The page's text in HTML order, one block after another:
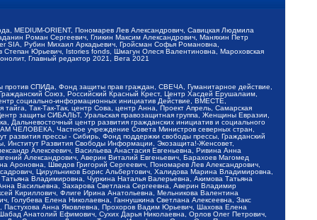
MEDIUM-ORIENT, Пономарев Лев Александрович, Савицкая Людмила
Роман Сергеевич, Гликин Максим Александрович, Маняхин Петр
Рубин Михаил Аркадьевич, Гройсман Софья Романовна,
Юрьевич, Istories fonds, Шмагун Олеся Валентиновна, Мароховская
Главный редактор 2021, Вега 2021
СПИДа, Фонд защиты прав граждан, СВЕЧА, Гуманитарное действие,
Союз, Российский Красный Крест, Центр Хасдей Ерушалаим,
социально-информационных инициатив Действие, ВМЕСТЕ,
Так-Так-Так, центр Сова, центр Анна, Проект Апрель, Самарская
защиты СИБАЛЬТ, Уральская правозащитная группа, Женщины Евразии,
Дальневосточный центр развития гражданских инициатив и социального
ЧЕЛОВЕКА, Частное учреждение Совета Министров северных стран,
прессы - Сибирь, Фонд поддержки свободы прессы, Гражданский
Институт Развития Свободы Информации, Экозащита!-Женсовет,
Алексеевич, Васильева Анастасия Евгеньевна, Ривина Анна
Александрович, Аверин Виталий Евгеньевич, Барахоев Магомед
Шведов Григорий Сергеевич, Пономарев Лев Александрович,
Цирульников Борис Альбертович, Халидова Марина Владимировна,
Владимировна, Чуркина Наталья Валерьевна, Акимова Татьяна
Васильевна, Захарова Светлана Сергеевна, Аверин Владимир
Кириллович, Флиге Ирина Анатольевна, Мельникова Валентина
Елена Николаевна, Ганнушкина Светлана Алексеевна, Закс
Анна Яковлевна, Прохоров Вадим Юрьевич, Шахова Елена
Анатолий Ефимович, Сухих Дарья Николаевна, Орлов Олег Петрович,